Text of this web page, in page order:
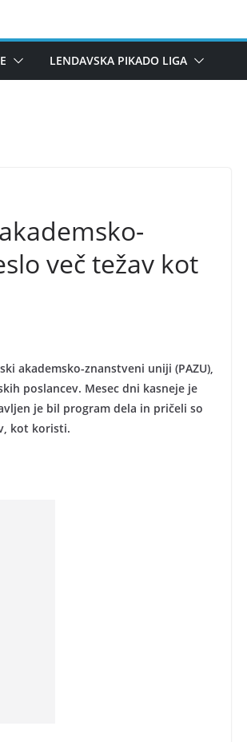
LENDAVSKA PIKADO LIGA
več težav kot
akademsko-znanstveni uniji (PAZU),
poslancev. Mesec dni kasneje je
je bil program dela in pričeli so
kot koristi.